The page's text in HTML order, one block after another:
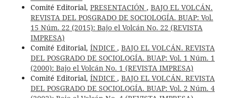
Comité Editorial, PRESENTACIÓN , BAJO EL VOLCÁN.
REVISTA DEL POSGRADO DE SOCIOLOGÍA. BUAP: Vol.
15 Núm. 22 (2015): Bajo el Volcán No. 22 (REVISTA
IMPRESA)
Comité Editorial, ÍNDICE , BAJO EL VOLCÁN. REVISTA
DEL POSGRADO DE SOCIOLOGÍA. BUAP: Vol. 1 Núm. 1
(2000): Bajo el Volcán No. 1 (REVISTA IMPRESA)
Comité Editorial, ÍNDICE , BAJO EL VOLCÁN. REVISTA
DEL POSGRADO DE SOCIOLOGÍA. BUAP: Vol. 2 Núm. 4